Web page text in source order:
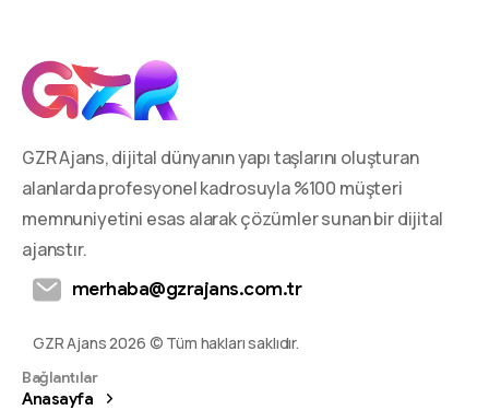
GZR Ajans, dijital dünyanın yapı taşlarını oluşturan
alanlarda profesyonel kadrosuyla %100 müşteri
memnuniyetini esas alarak çözümler sunan bir dijital
ajanstır.
merhaba@gzrajans.com.tr
GZR Ajans 2026 © Tüm hakları saklıdır.
Bağlantılar
Anasayfa